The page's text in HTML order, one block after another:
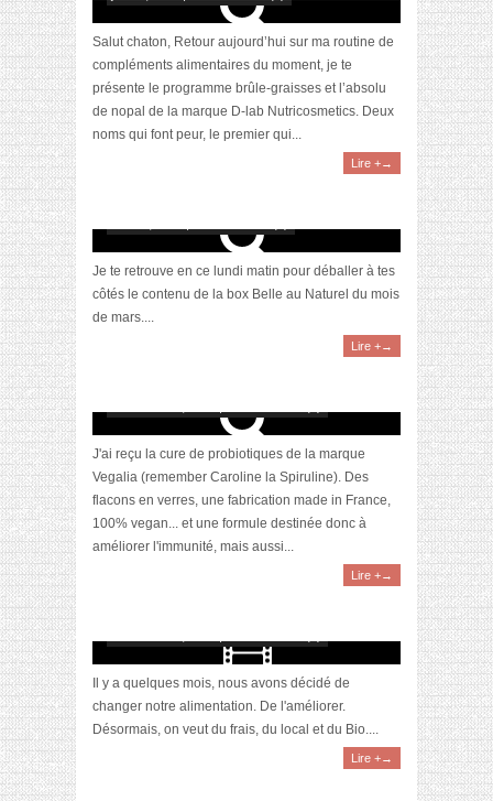
Salut chaton, Retour aujourd’hui sur ma routine de
compléments alimentaires du moment, je te
présente le programme brûle-graisses et l’absolu
de nopal de la marque D-lab Nutricosmetics. Deux
noms qui font peur, le premier qui...
Lire +→
[Unboxing] La box Belle au Naturel du mois de
Je te retrouve en ce lundi matin pour déballer à tes
côtés le contenu de la box Belle au Naturel du mois
de mars....
Lire +→
Je teste : la cure de probiotiques en post-
J'ai reçu la cure de probiotiques de la marque
Vegalia (remember Caroline la Spiruline). Des
flacons en verres, une fabrication made in France,
100% vegan... et une formule destinée donc à
améliorer l'immunité, mais aussi...
Lire +→
Il y a quelques mois, nous avons décidé de
changer notre alimentation. De l'améliorer.
Désormais, on veut du frais, du local et du Bio....
Lire +→
[Unboxing] La box Belle au Naturel du mois de